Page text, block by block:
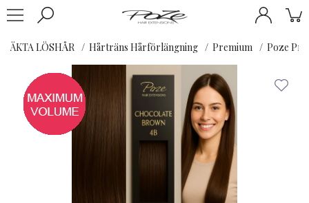
ÄKTA LÖSHÅR Hårträns Hårförlängning Premium Poze